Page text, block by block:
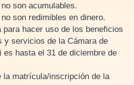
son acumulables.
son redimibles en dinero.
para hacer uso de los beneficios
y servicios de la Cámara de
es hasta el 31 de diciembre de
la matrícula/inscripción de la